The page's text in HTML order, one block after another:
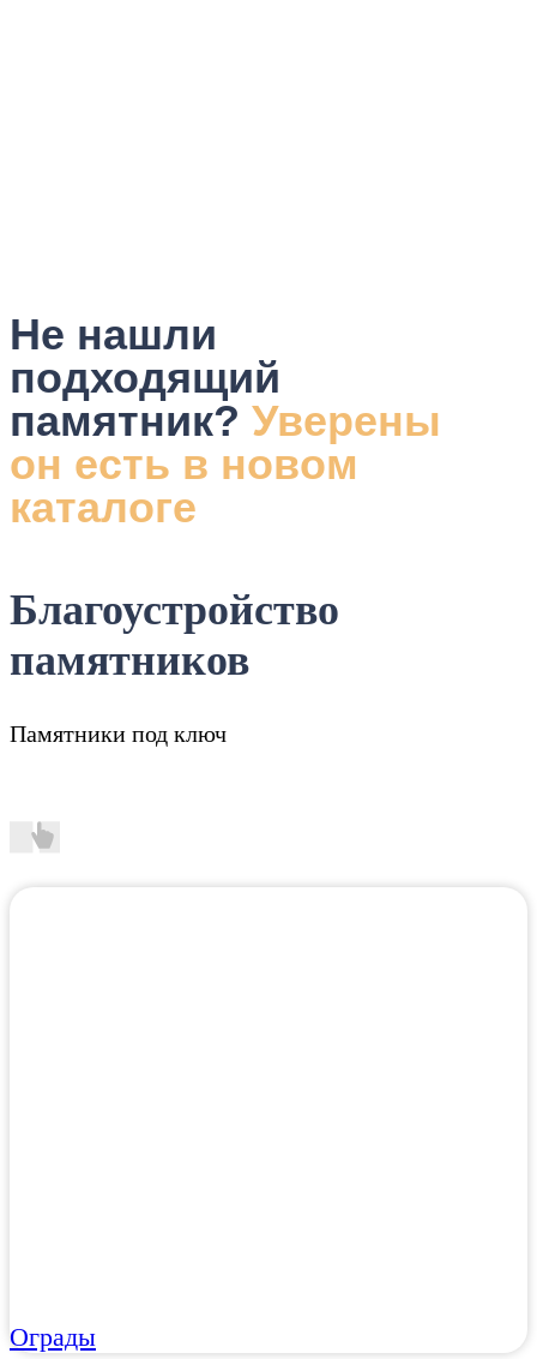
Не нашли
подходящий
памятник? Уверены
он есть в новом
каталоге
Благоустройство
памятников
Памятники под ключ
Ограды